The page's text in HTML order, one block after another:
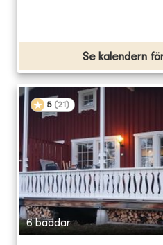
Se kalendern
5 (21 )
6 bäddar